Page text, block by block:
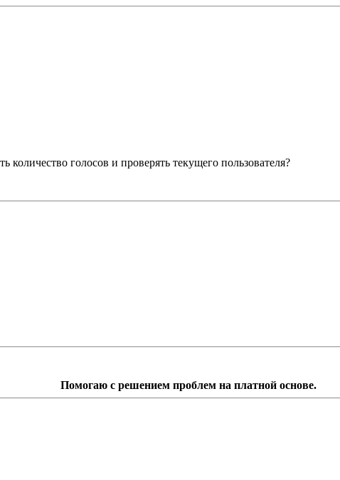
голосов и проверять текущего пользователя?
Помогаю с решением проблем на платной основе.